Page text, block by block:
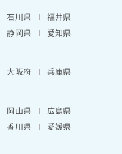
石川県
福井県
静岡県
愛知県
大阪府
兵庫県
岡山県
広島県
香川県
愛媛県